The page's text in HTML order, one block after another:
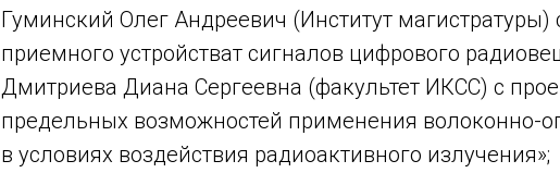
Гуминский Олег Андреевич (Институт магистратуры)
приемного устройстват сигналов цифрового
Дмитриева Диана Сергеевна (факультет ИКСС) с
предельных возможностей применения волоконно-
в условиях воздействия радиоактивного излучения»;